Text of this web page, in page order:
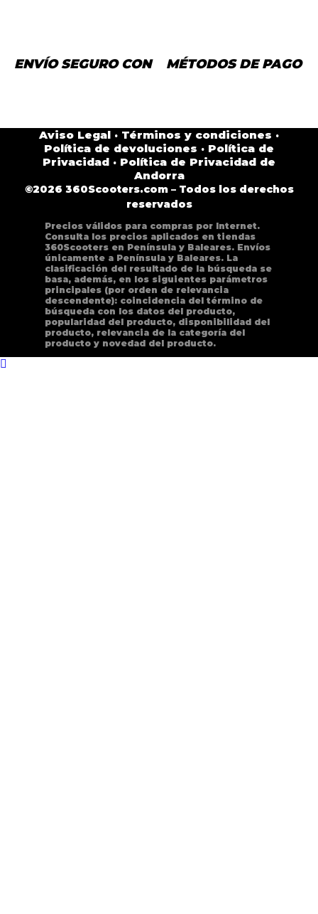
ENVÍO SEGURO CON MÉTODOS DE PAGO
Aviso Legal · Términos y condiciones ·
Política de devoluciones · Política de
Privacidad · Política de Privacidad de
Andorra
©2026 360Scooters.com – Todos los derechos
reservados
Precios válidos para compras por Internet.
Consulta los precios aplicados en tiendas
360Scooters en Península y Baleares. Envíos
únicamente a Península y Baleares. La
clasificación del resultado de la búsqueda se
basa, además, en los siguientes parámetros
principales (por orden de relevancia
descendente): coincidencia del término de
búsqueda con los datos del producto,
popularidad del producto, disponibilidad del
producto, relevancia de la categoría del
producto y novedad del producto.